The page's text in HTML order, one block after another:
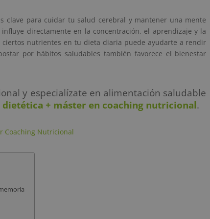
clave para cuidar tu salud cerebral y mantener una mente
directamente en la concentración, el aprendizaje y la
nutrientes en tu dieta diaria puede ayudarte a rendir
por hábitos saludables también favorece el bienestar
y especialízate en alimentación saludable
+ máster en coaching nutricional.
Coaching Nutricional